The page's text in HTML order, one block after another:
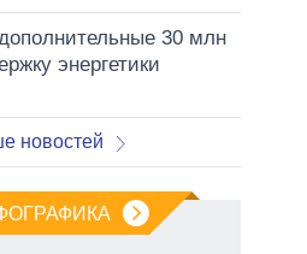
30 млн
энергетики
новостей